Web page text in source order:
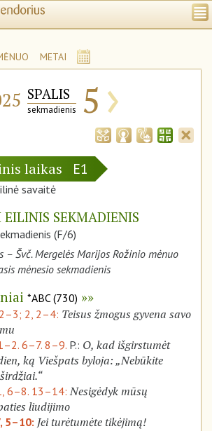
METAI
SPALIS
sekmadienis 5 ›
laikas E1
savaitė
SEKMADIENIS
(F/6)
– Švč. Mergelės Marijos Rožinio mėnuo
mėnesio sekmadienis
*ABC (730)
2, 2–4: Teisus žmogus gyvena savo
6–7. 8–9. P.: O, kad išgirstumėt
ką Viešpats byloja: „Nebūkite
6–8. 13–14:Nesigėdyk mūsų
liudijimo
5–10: Jei turėtumėte tikėjimą!